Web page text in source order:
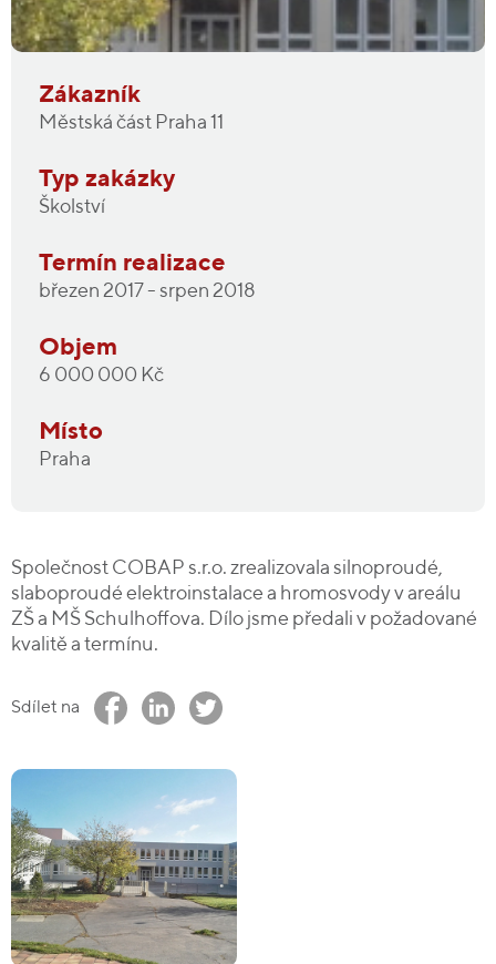
Zákazník
Městská část Praha 11
Typ zakázky
Školství
Termín realizace
březen 2017 - srpen 2018
Objem
6 000 000 Kč
Místo
Praha
Společnost COBAP s.r.o. zrealizovala silnoproudé,
slaboproudé elektroinstalace a hromosvody v areálu
ZŠ a MŠ Schulhoffova. Dílo jsme předali v požadované
kvalitě a termínu.
Sdílet na